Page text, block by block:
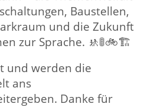
Baustellen,
und die Zukunft
zur Sprache. 🚸🚦🚲🏗️
und werden die
ans
Danke für